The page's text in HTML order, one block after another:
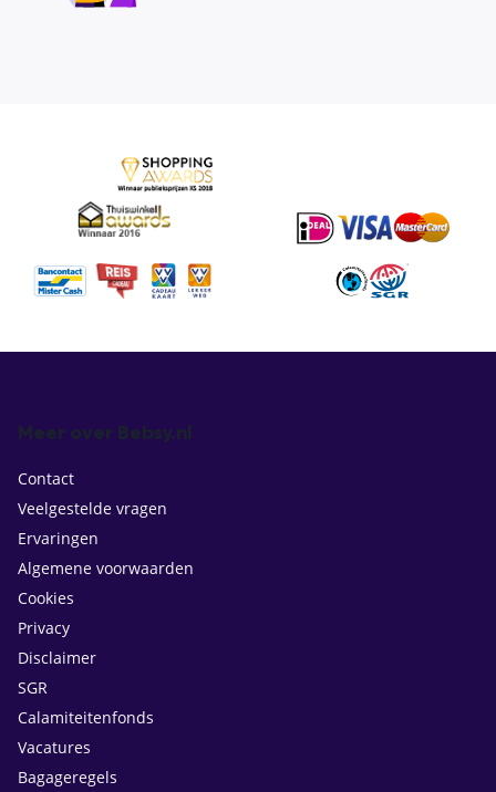
Meer over Bebsy.nl
Contact
Veelgestelde vragen
Ervaringen
Algemene voorwaarden
Cookies
Privacy
Disclaimer
SGR
Calamiteitenfonds
Vacatures
Bagageregels